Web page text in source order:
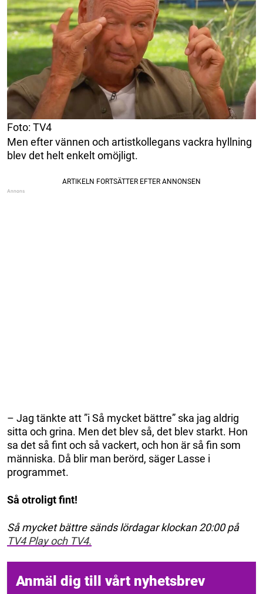
Foto: TV4
Men efter vännen och artistkollegans vackra hyllning
blev det helt enkelt omöjligt.
– Jag tänkte att ”i Så mycket bättre” ska jag aldrig
sitta och grina. Men det blev så, det blev starkt. Hon
sa det så fint och så vackert, och hon är så fin som
människa. Då blir man berörd, säger Lasse i
programmet.
Så otroligt fint!
Så mycket bättre sänds lördagar klockan 20:00 på
TV4 Play och TV4.
Anmäl dig till vårt nyhetsbrev